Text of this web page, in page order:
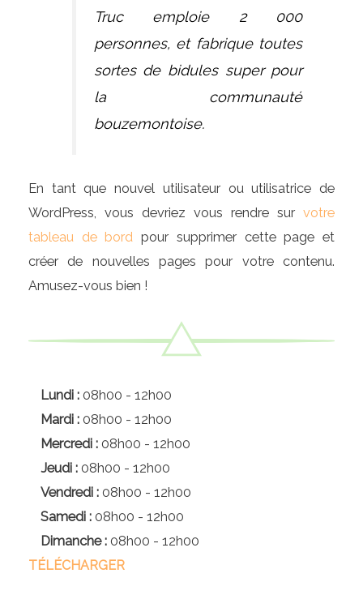
Truc emploie 2 000
personnes, et fabrique toutes
sortes de bidules super pour
la communauté
bouzemontoise.
En tant que nouvel utilisateur ou utilisatrice de
WordPress, vous devriez vous rendre sur votre
tableau de bord pour supprimer cette page et
créer de nouvelles pages pour votre contenu.
Amusez-vous bien !
Lundi : 08h00 - 12h00
Mardi : 08h00 - 12h00
Mercredi : 08h00 - 12h00
Jeudi : 08h00 - 12h00
Vendredi : 08h00 - 12h00
Samedi : 08h00 - 12h00
Dimanche : 08h00 - 12h00
TÉLÉCHARGER